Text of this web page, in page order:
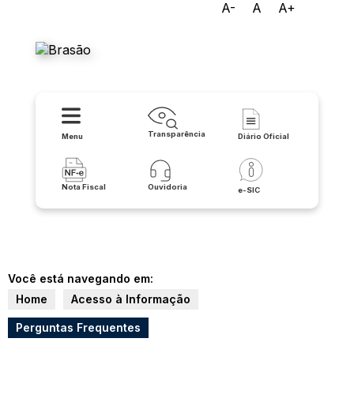
A- A A+
Menu Transparência Diário Oficial
Nota Fiscal Ouvidoria e-SIC
Você está navegando em:
Home
Acesso à Informação
Perguntas Frequentes